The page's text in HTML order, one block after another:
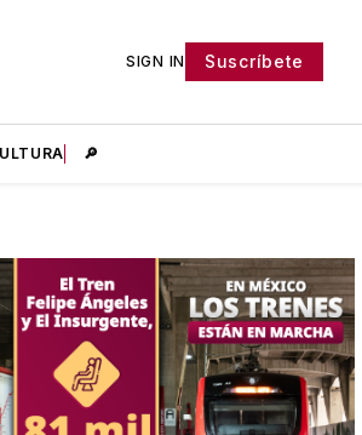
SIGN IN Suscríbete
🔎